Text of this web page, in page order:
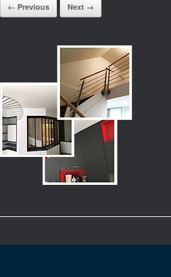
← Previous Next →